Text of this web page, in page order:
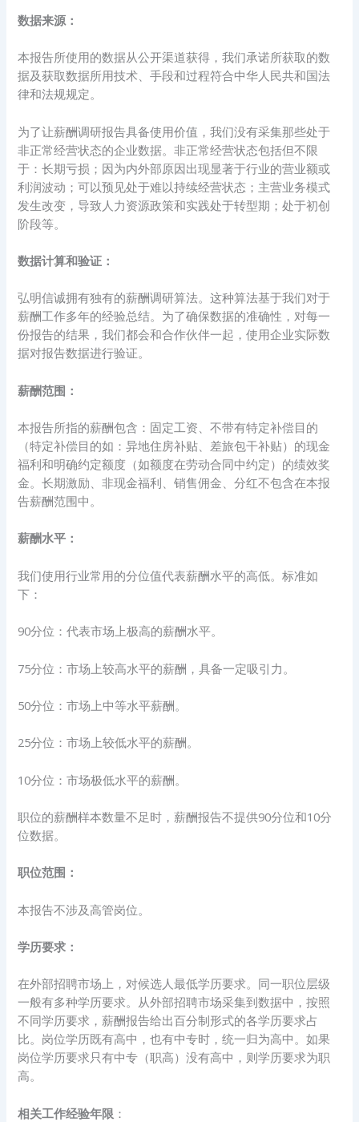
数据来源：
本报告所使用的数据从公开渠道获得，我们承诺所获取的数
据及获取数据所用技术、手段和过程符合中华人民共和国法
律和法规规定。
为了让薪酬调研报告具备使用价值，我们没有采集那些处于
非正常经营状态的企业数据。非正常经营状态包括但不限
于：长期亏损；因为内外部原因出现显著于行业的营业额或
利润波动；可以预见处于难以持续经营状态；主营业务模式
发生改变，导致人力资源政策和实践处于转型期；处于初创
阶段等。
数据计算和验证：
弘明信诚拥有独有的薪酬调研算法。这种算法基于我们对于
薪酬工作多年的经验总结。为了确保数据的准确性，对每一
份报告的结果，我们都会和合作伙伴一起，使用企业实际数
据对报告数据进行验证。
薪酬范围：
本报告所指的薪酬包含：固定工资、不带有特定补偿目的
（特定补偿目的如：异地住房补贴、差旅包干补贴）的现金
福利和明确约定额度（如额度在劳动合同中约定）的绩效奖
金。长期激励、非现金福利、销售佣金、分红不包含在本报
告薪酬范围中。
薪酬水平：
我们使用行业常用的分位值代表薪酬水平的高低。标准如
下：
90分位：代表市场上极高的薪酬水平。
75分位：市场上较高水平的薪酬，具备一定吸引力。
50分位：市场上中等水平薪酬。
25分位：市场上较低水平的薪酬。
10分位：市场极低水平的薪酬。
职位的薪酬样本数量不足时，薪酬报告不提供90分位和10分
位数据。
职位范围：
本报告不涉及高管岗位。
学历要求：
在外部招聘市场上，对候选人最低学历要求。同一职位层级
一般有多种学历要求。从外部招聘市场采集到数据中，按照
不同学历要求，薪酬报告给出百分制形式的各学历要求占
比。岗位学历既有高中，也有中专时，统一归为高中。如果
岗位学历要求只有中专（职高）没有高中，则学历要求为职
高。
相关工作经验年限 ：